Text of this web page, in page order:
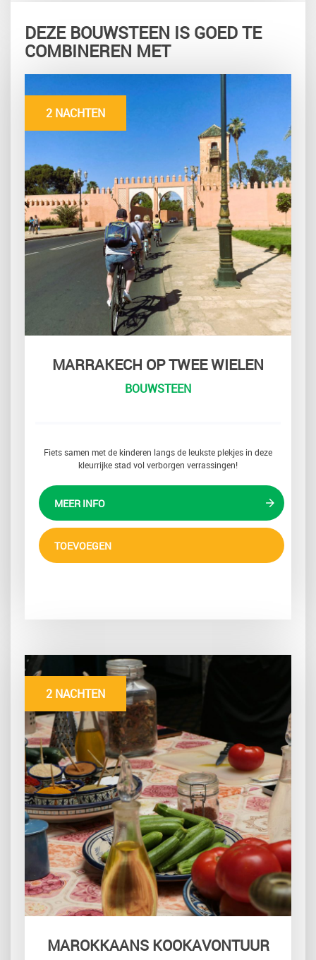
DEZE BOUWSTEEN IS GOED TE
COMBINEREN MET
2 NACHTEN
MARRAKECH OP TWEE WIELEN
BOUWSTEEN
Fiets samen met de kinderen langs de leukste plekjes in deze
kleurrijke stad vol verborgen verrassingen!
MEER INFO
TOEVOEGEN
2 NACHTEN
MAROKKAANS KOOKAVONTUUR